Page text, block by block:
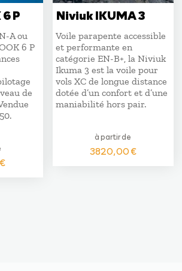
P
A ou
6 P
de
€
Niviuk IKUMA 3
Voile parapente accessible
et performante en
catégorie EN-B+, la Niviuk
Ikuma 3 est la voile pour
vols XC de longue distance
dotée d’un confort et d’une
maniabilité hors pair.
à partir de
3820,00€